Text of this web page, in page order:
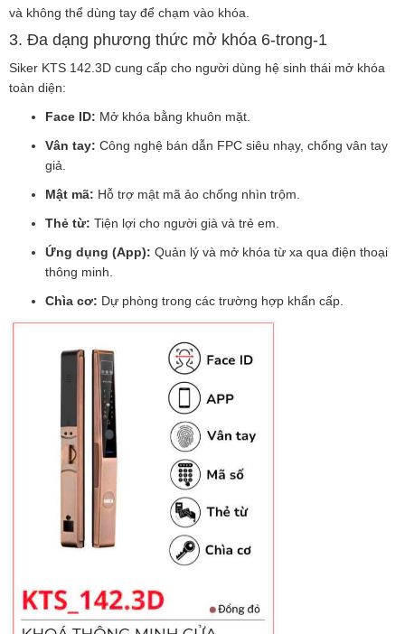
và không thể dùng tay để chạm vào khóa.
3. Đa dạng phương thức mở khóa 6-trong-1
Siker KTS 142.3D cung cấp cho người dùng hệ sinh thái mở khóa
toàn diện:
Face ID: Mở khóa bằng khuôn mặt.
Vân tay: Công nghệ bán dẫn FPC siêu nhạy, chống vân tay
giả.
Mật mã: Hỗ trợ mật mã ảo chống nhìn trộm.
Thẻ từ: Tiện lợi cho người già và trẻ em.
Ứng dụng (App): Quản lý và mở khóa từ xa qua điện thoại
thông minh.
Chìa cơ: Dự phòng trong các trường hợp khẩn cấp.